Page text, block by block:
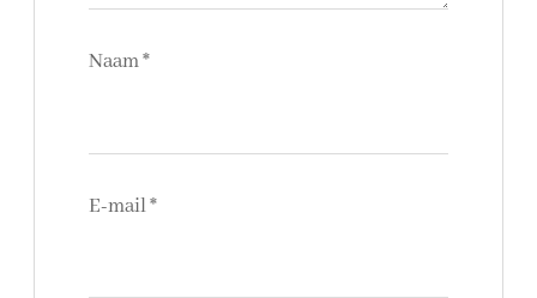
Naam*
E-mail*